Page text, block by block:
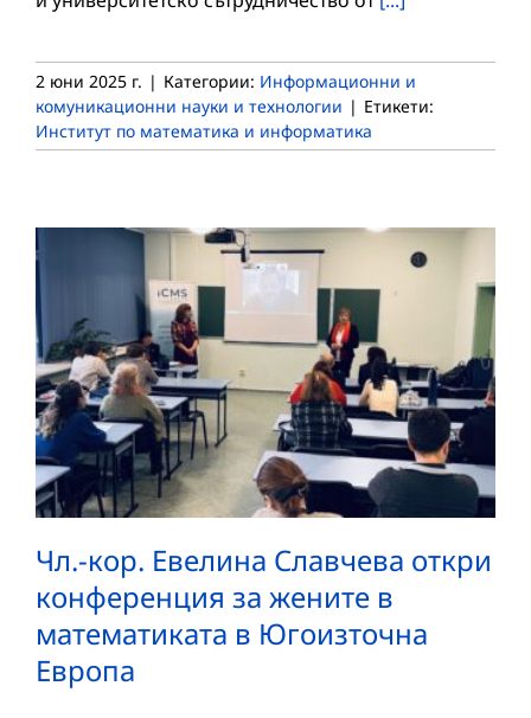
2 юни 2025 г. | Категории: Информационни и
комуникационни науки и технологии | Етикети:
Институт по математика и информатика
Чл.-кор. Евелина Славчева откри
конференция за жените в
математиката в Югоизточна
Европа